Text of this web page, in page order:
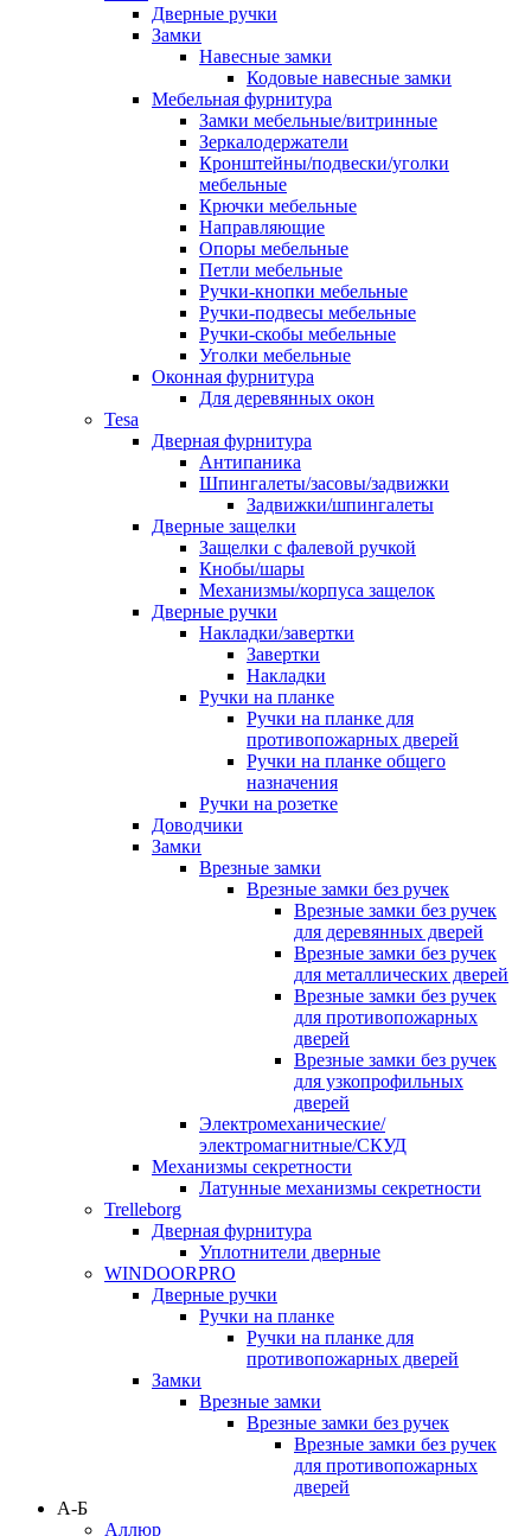
Дверные ручки
Замки
Навесные замки
Кодовые навесные замки
Мебельная фурнитура
Замки мебельные/витринные
Зеркалодержатели
Кронштейны/подвески/уголки
мебельные
Крючки мебельные
Направляющие
Опоры мебельные
Петли мебельные
Ручки-кнопки мебельные
Ручки-подвесы мебельные
Ручки-скобы мебельные
Уголки мебельные
Оконная фурнитура
Для деревянных окон
Tesa
Дверная фурнитура
Антипаника
Шпингалеты/засовы/задвижки
Задвижки/шпингалеты
Дверные защелки
Защелки с фалевой ручкой
Кнобы/шары
Механизмы/корпуса защелок
Дверные ручки
Накладки/завертки
Завертки
Накладки
Ручки на планке
Ручки на планке для
противопожарных дверей
Ручки на планке общего
назначения
Ручки на розетке
Доводчики
Замки
Врезные замки
Врезные замки без ручек
Врезные замки без ручек
для деревянных дверей
Врезные замки без ручек
для металлических дверей
Врезные замки без ручек
для противопожарных
дверей
Врезные замки без ручек
для узкопрофильных
дверей
Электромеханические/
электромагнитные/СКУД
Механизмы секретности
Латунные механизмы секретности
Trelleborg
Дверная фурнитура
Уплотнители дверные
WINDOORPRO
Дверные ручки
Ручки на планке
Ручки на планке для
противопожарных дверей
Замки
Врезные замки
Врезные замки без ручек
Врезные замки без ручек
для противопожарных
дверей
А-Б
Аллюр